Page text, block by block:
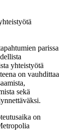
parissa
yhteistyötä
on vauhdittaa
sekä
on